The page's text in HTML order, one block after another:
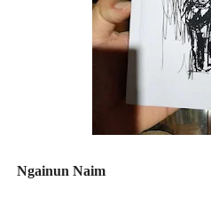
Ngainun Naim